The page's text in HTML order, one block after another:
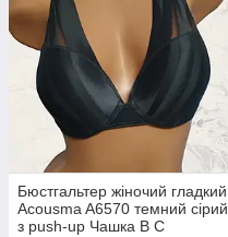
Бюстгальтер жіночий гладкий
Acousma A6570 темний сірий
з push-up Чашка B C